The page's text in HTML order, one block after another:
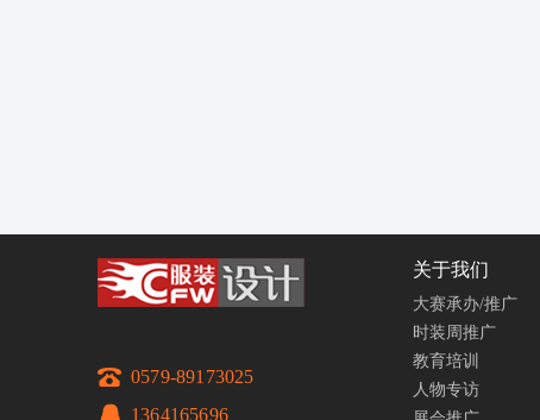
0579-89173025
1364165696
关于我们
大赛承办/推广
时装周推广
教育培训
人物专访